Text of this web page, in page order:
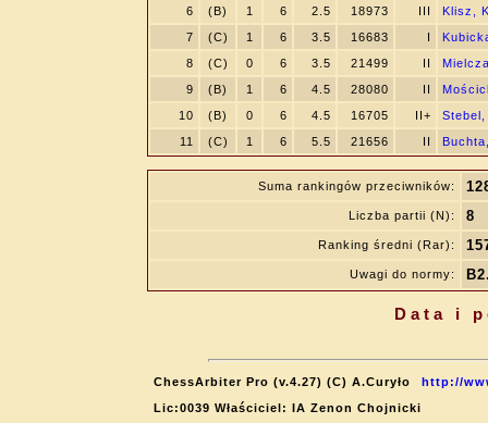
6
(B) 1 6 2.5 18973 III
Klisz,
7
(C) 1 6 3.5 16683 I
8
(C) 0 6 3.5 21499 II
9
(B) 1 6 4.5 28080 II
10
(B) 0 6 4.5 16705 II+
Stebel,
11
(C) 1 6 5.5 21656 II
Suma rankingów przeciwników:
Liczba partii (N): 8
Ranking średni (Rar):
Uwagi do normy:
Data i
ChessArbiter Pro (v.4.27) (C) A.Curyło
http://
Lic:0039 Właściciel: IA Zenon Chojnicki